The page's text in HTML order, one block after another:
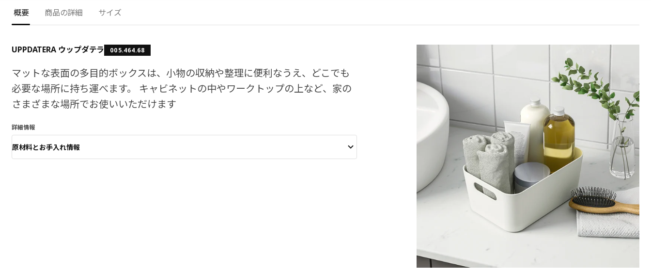
概要 商品の詳細 サイズ
UPPDATERA ウップダテラ 005.464.68
マットな表面の多目的ボックスは、小物の収納や整理に便利なうえ、どこでも
必要な場所に持ち運べます。 キャビネットの中やワークトップの上など、家の
さまざまな場所でお使いいただけます
詳細情報
原材料とお手入れ情報